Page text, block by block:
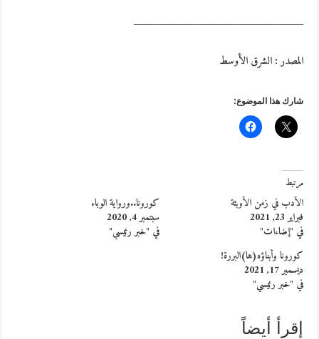
__________________________________
المصدر : الشرق الأوسط
شارك هذا الموضوع:
مرتبط
الأدب في زمن الأوبئة
فبراير 23, 2021
في "إضاءات"
كورونا..ورواية الوباء
سبتمبر 4, 2020
في "خبر رئيسي"
كورونا وأبناؤه(ها)البررة!
ديسمبر 17, 2021
في "خبر رئيسي"
إقرأ أيضاً